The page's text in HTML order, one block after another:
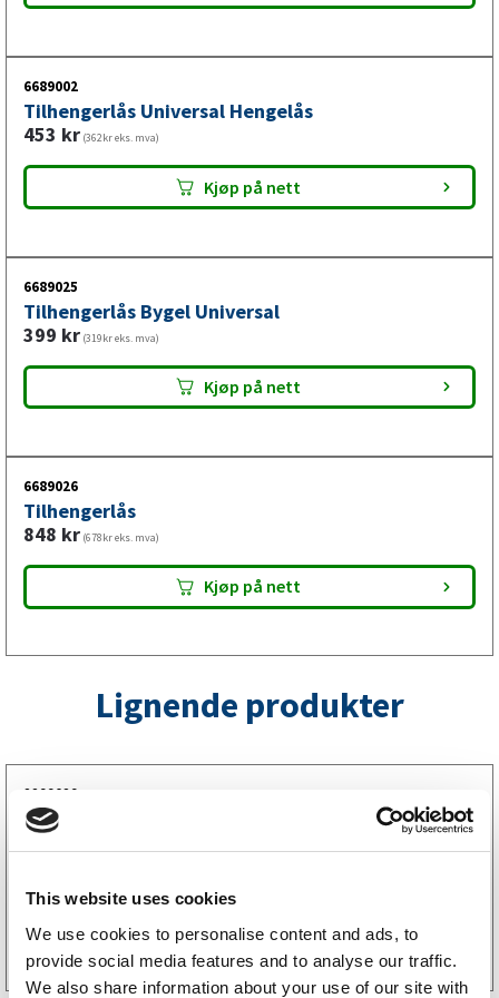
This website uses cookies
We use cookies to personalise content and ads, to
provide social media features and to analyse our traffic.
We also share information about your use of our site with
6689002
Tilhengerlås Universal Hengelås
453 kr (362kr eks. mva)
Kjøp på nett
6689025
Tilhengerlås Bygel Universal
399 kr (319kr eks. mva)
Kjøp på nett
6689026
Tilhengerlås
848 kr (678kr eks. mva)
Kjøp på nett
Lignende produkter
2299029
Kulekobling 750 kg V-drag med plate
1 074